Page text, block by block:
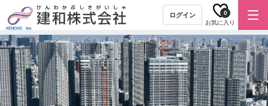
ログイン
お気に入り
0